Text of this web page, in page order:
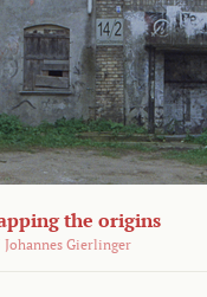
the origins
Johannes Gierlinger